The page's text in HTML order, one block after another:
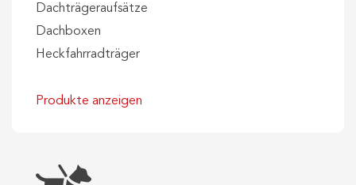
Dachträgeraufsätze
Dachboxen
Heckfahrradträger
Produkte anzeigen